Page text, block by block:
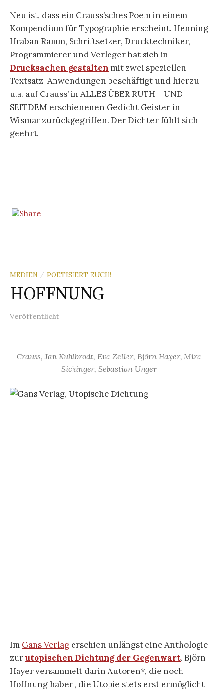
Neu ist, dass ein Crauss’sches Poem in einem
Kompendium für Typographie erscheint. Henning
Hraban Ramm, Schriftsetzer, Drucktechniker,
Programmierer und Verleger hat sich in
Drucksachen gestalten mit zwei speziellen
Textsatz-Anwendungen beschäftigt und hierzu
u.a. auf Crauss’ in ALLES ÜBER RUTH – UND
SEITDEM erschienenen Gedicht Geister in
Wismar zurückgegriffen. Der Dichter fühlt sich
geehrt.
MEDIEN / POETISIERT EUCH!
HOFFNUNG
Veröffentlicht
Crauss, Jan Kuhlbrodt, Eva Zeller, Björn Hayer, Mira
Sickinger, Sebastian Unger
Im Gans Verlag erschien unlängst eine Anthologie
zurutopischen Dichtung der Gegenwart. Björn
Hayer versammelt darin Autoren*, die noch
Hoffnung haben, die Utopie stets erst ermöglicht